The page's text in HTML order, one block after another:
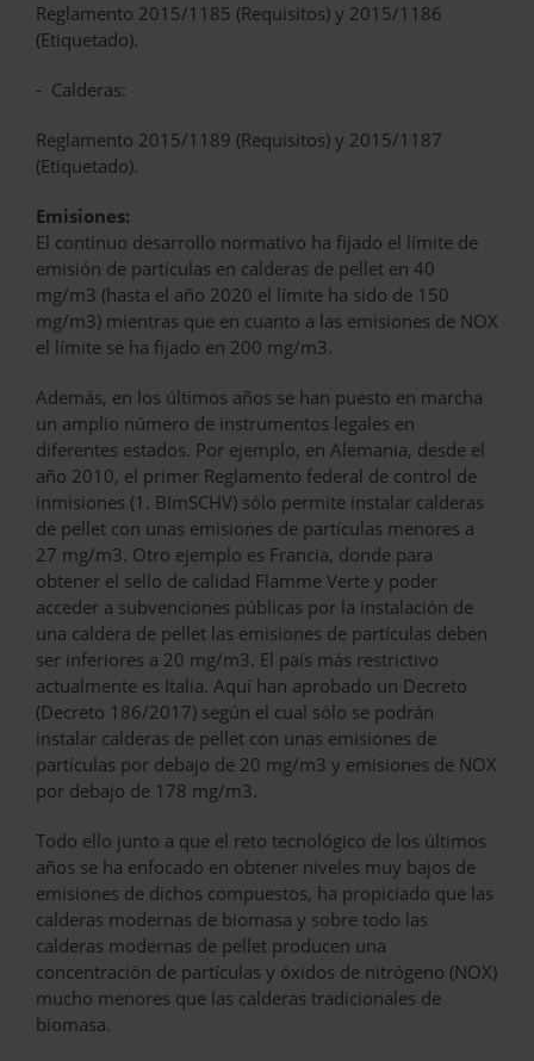
Reglamento 2015/1185 (Requisitos) y 2015/1186
(Etiquetado).
- Calderas:
Reglamento 2015/1189 (Requisitos) y 2015/1187
(Etiquetado).
Emisiones:
El continuo desarrollo normativo ha fijado el límite de
emisión de partículas en calderas de pellet en 40
mg/m3 (hasta el año 2020 el límite ha sido de 150
mg/m3) mientras que en cuanto a las emisiones de NOX
el límite se ha fijado en 200 mg/m3.
Además, en los últimos años se han puesto en marcha
un amplio número de instrumentos legales en
diferentes estados. Por ejemplo, en Alemania, desde el
año 2010, el primer Reglamento federal de control de
inmisiones (1. BImSCHV) sólo permite instalar calderas
de pellet con unas emisiones de partículas menores a
27 mg/m3. Otro ejemplo es Francia, donde para
obtener el sello de calidad Flamme Verte y poder
acceder a subvenciones públicas por la instalación de
una caldera de pellet las emisiones de partículas deben
ser inferiores a 20 mg/m3. El país más restrictivo
actualmente es Italia. Aquí han aprobado un Decreto
(Decreto 186/2017) según el cual sólo se podrán
instalar calderas de pellet con unas emisiones de
partículas por debajo de 20 mg/m3 y emisiones de NOX
por debajo de 178 mg/m3.
Todo ello junto a que el reto tecnológico de los últimos
años se ha enfocado en obtener niveles muy bajos de
emisiones de dichos compuestos, ha propiciado que las
calderas modernas de biomasa y sobre todo las
calderas modernas de pellet producen una
concentración de partículas y óxidos de nitrógeno (NOX)
mucho menores que las calderas tradicionales de
biomasa.